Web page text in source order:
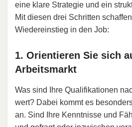
eine klare Strategie und ein
Mit diesen drei Schritten
Wiedereinstieg in den Job:
1. Orientieren Sie sich
Arbeitsmarkt
Was sind Ihre Qualifikationen
wert? Dabei kommt es
an. Sind Ihre Kenntnisse und